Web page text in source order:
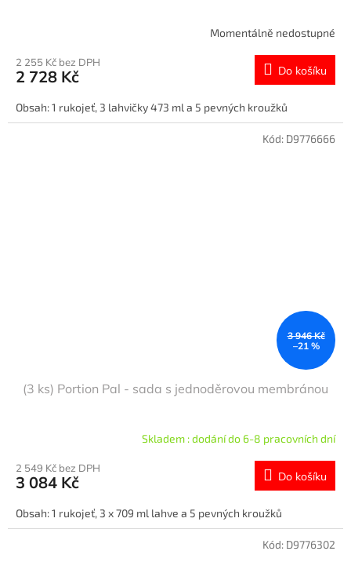
Momentálně nedostupné
2 255 Kč bez DPH
2 728 Kč Do košíku
Obsah: 1 rukojeť, 3 lahvičky 473 ml a 5 pevných kroužků
3 946 Kč
–21 %
(3 ks) Portion Pal - sada s jednoděrovou membránou
Skladem : dodání do 6-8 pracovních dní
2 549 Kč bez DPH
3 084 Kč Do košíku
Obsah: 1 rukojeť, 3 x 709 ml lahve a 5 pevných kroužků
Kód: D9776666
Kód: D9776302